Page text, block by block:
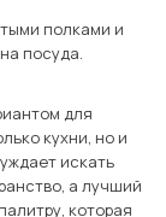
полками и
посуда.
для
кухни, но и
искать
а лучший
которая